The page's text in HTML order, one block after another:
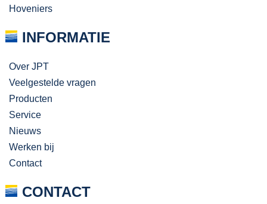
Hoveniers
INFORMATIE
Over JPT
Veelgestelde vragen
Producten
Service
Nieuws
Werken bij
Contact
CONTACT